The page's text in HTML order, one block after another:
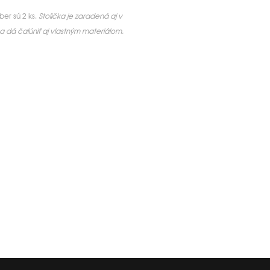
sú 2 ks. Stolička je zaradená aj v
dá čalúniť aj vlastným materiálom.